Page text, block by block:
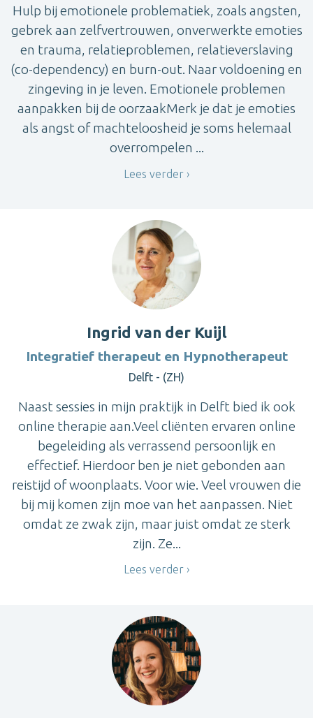
Hulp bij emotionele problematiek, zoals angsten,
gebrek aan zelfvertrouwen, onverwerkte emoties
en trauma, relatieproblemen, relatieverslaving
(co-dependency) en burn-out. Naar voldoening en
zingeving in je leven. Emotionele problemen
aanpakken bij de oorzaakMerk je dat je emoties
als angst of machteloosheid je soms helemaal
overrompelen ...
Lees verder
Ingrid van der Kuijl
Integratief therapeut en Hypnotherapeut
Delft - (ZH)
Naast sessies in mijn praktijk in Delft bied ik ook
online therapie aan.Veel cliënten ervaren online
begeleiding als verrassend persoonlijk en
effectief. Hierdoor ben je niet gebonden aan
reistijd of woonplaats. Voor wie. Veel vrouwen die
bij mij komen zijn moe van het aanpassen. Niet
omdat ze zwak zijn, maar juist omdat ze sterk
zijn. Ze...
Lees verder